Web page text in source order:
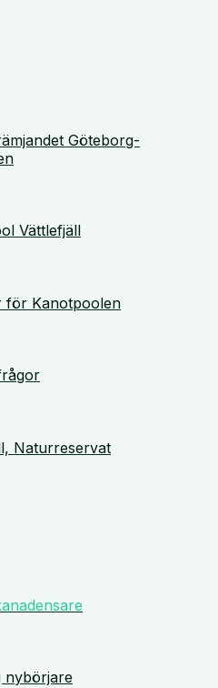
Göteborg-
Vättlefjäll
för Kanotpoolen
Naturreservat
nybörjare